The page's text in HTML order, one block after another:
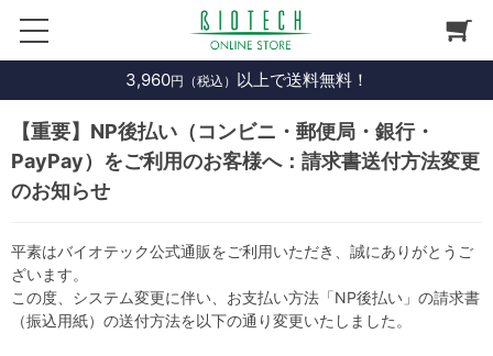
3,960円（税込） 以上で送料無料！
【重要】NP後払い（コンビニ・郵便局・銀行・
PayPay）をご利用のお客様へ：請求書送付方法変更
のお知らせ
平素はバイオテック公式通販をご利用いただき、誠にありがとうご
ざいます。
この度、システム変更に伴い、お支払い方法「NP後払い」の請求書
（振込用紙）の送付方法を以下の通り変更いたしました。